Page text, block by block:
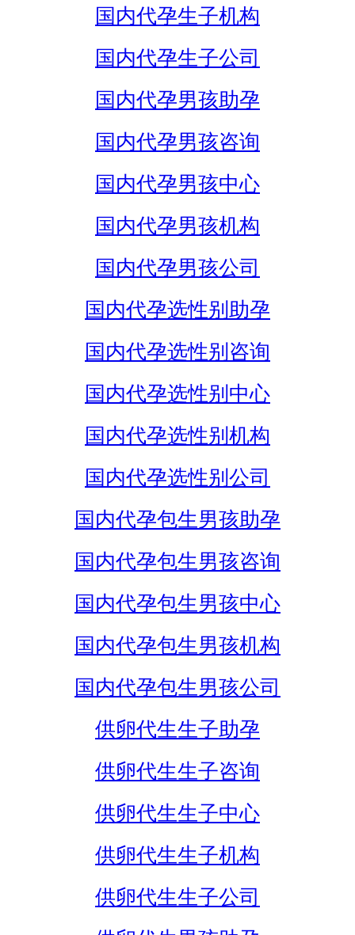
国内代孕生子机构
国内代孕生子公司
国内代孕男孩助孕
国内代孕男孩咨询
国内代孕男孩中心
国内代孕男孩机构
国内代孕男孩公司
国内代孕选性别助孕
国内代孕选性别咨询
国内代孕选性别中心
国内代孕选性别机构
国内代孕选性别公司
国内代孕包生男孩助孕
国内代孕包生男孩咨询
国内代孕包生男孩中心
国内代孕包生男孩机构
国内代孕包生男孩公司
供卵代生生子助孕
供卵代生生子咨询
供卵代生生子中心
供卵代生生子机构
供卵代生生子公司